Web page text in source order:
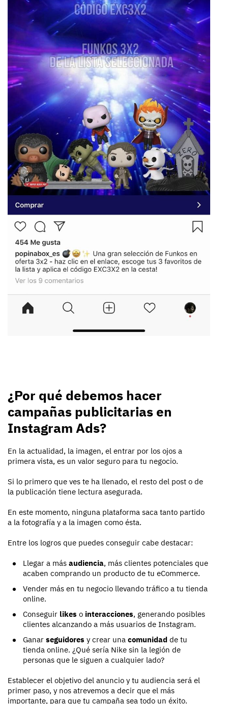
¿Por qué debemos hacer
campañas publicitarias en
Instagram Ads?
En la actualidad, la imagen, el entrar por los ojos a
primera vista, es un valor seguro para tu negocio.
Si lo primero que ves te ha llenado, el resto del post o de
la publicación tiene lectura asegurada.
En este momento, ninguna plataforma saca tanto partido
a la fotografía y a la imagen como ésta.
Entre los logros que puedes conseguir cabe destacar:
Llegar a más audiencia, más clientes potenciales que
acaben comprando un producto de tu eCommerce.
Vender más en tu negocio llevando tráfico a tu tienda
online.
Conseguir likes o interacciones, generando posibles
clientes alcanzando a más usuarios de Instagram.
Ganar seguidores y crear una comunidad de tu
tienda online. ¿Qué sería Nike sin la legión de
personas que le siguen a cualquier lado?
Establecer el objetivo del anuncio y tu audiencia será el
primer paso, y nos atrevemos a decir que el más
importante, para que tu campaña sea todo un éxito.